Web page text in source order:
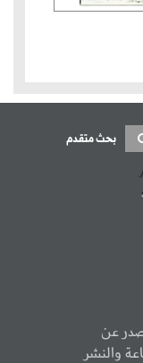
بحث متقدم
عن
والنشر